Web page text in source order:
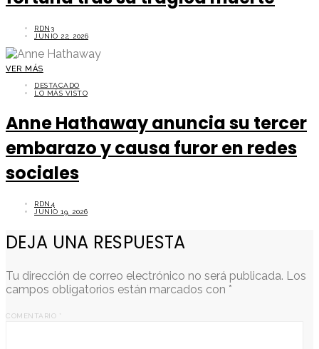
RDN3
JUNIO 22, 2026
VER MÁS
DESTACADO
LO MÁS VISTO
Anne Hathaway anuncia su tercer
embarazo y causa furor en redes
sociales
RDN4
JUNIO 19, 2026
DEJA UNA RESPUESTA
Tu dirección de correo electrónico no será publicada. Los
campos obligatorios están marcados con *
COMENTARIO *